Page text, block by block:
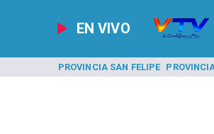
EN VIVO
PROVINCIA SAN FELIPE